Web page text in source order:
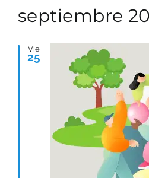
la
fecha.
septiembre
Vie
25